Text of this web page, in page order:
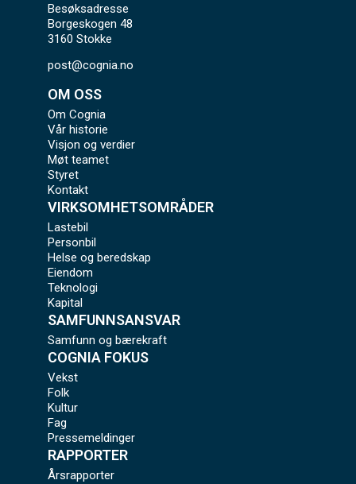
Besøksadresse
Borgeskogen 48
3160 Stokke
post@cognia.no
OM OSS
Om Cognia
Vår historie
Visjon og verdier
Møt teamet
Styret
Kontakt
VIRKSOMHETSOMRÅDER
Lastebil
Personbil
Helse og beredskap
Eiendom
Teknologi
Kapital
SAMFUNNSANSVAR
Samfunn og bærekraft
COGNIA FOKUS
Vekst
Folk
Kultur
Fag
Pressemeldinger
RAPPORTER
Årsrapporter